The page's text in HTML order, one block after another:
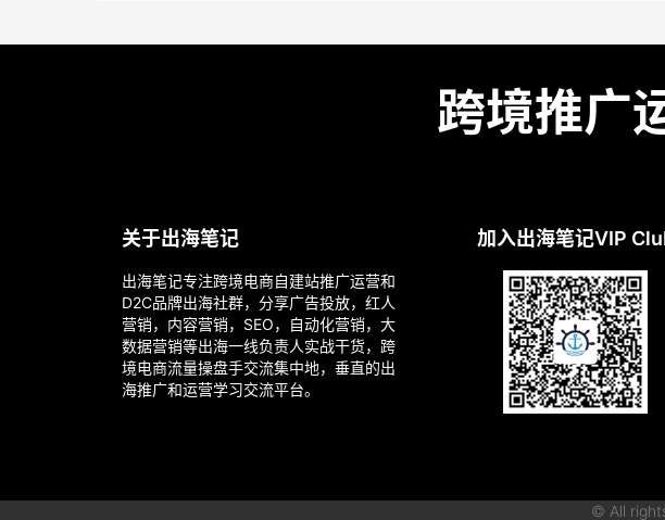
跨境推广
关于出海笔记
出海笔记专注跨境电商自建站推广运营和
D2C品牌出海社群，分享广告投放，红人
营销，内容营销，SEO，自动化营销，大
数据营销等出海一线负责人实战干货，跨
境电商流量操盘手交流集中地，垂直的出
海推广和运营学习交流平台。
加入出海笔记VIP
© All